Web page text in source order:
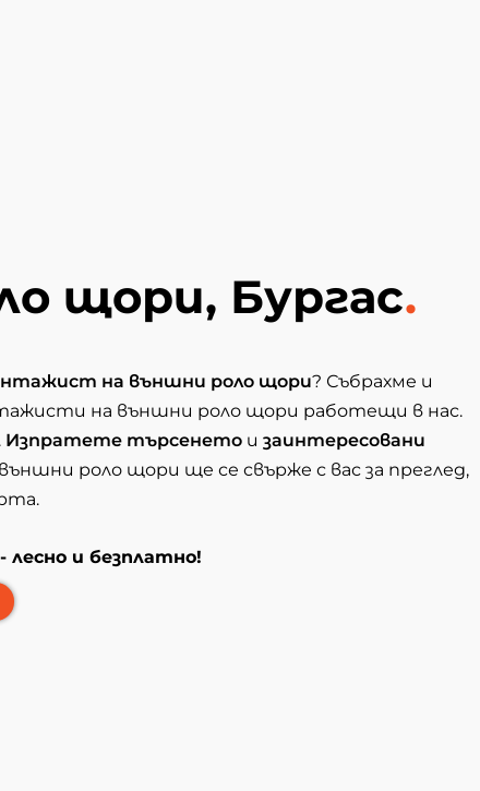
щори, Бургас.
на външни роло щори? Събрахме и
на външни роло щори работещи в нас.
Изпратете търсенето изаинтересовани
роло щори ще се свърже с вас за преглед,
лесно и безплатно!